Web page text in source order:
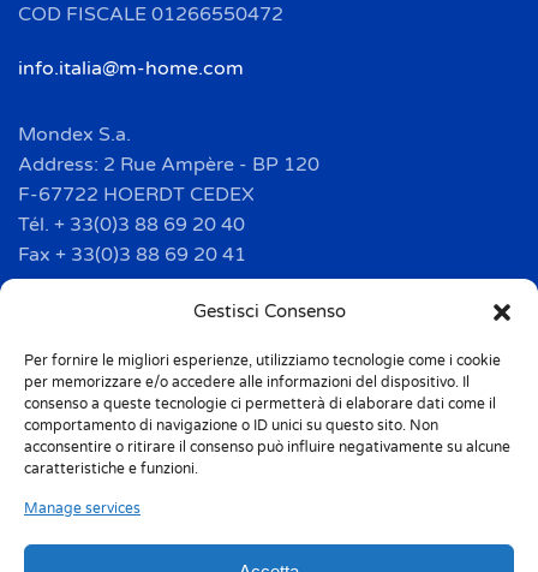
Gestisci Consenso
Per fornire le migliori esperienze, utilizziamo tecnologie come i cookie
per memorizzare e/o accedere alle informazioni del dispositivo. Il
consenso a queste tecnologie ci permetterà di elaborare dati come il
comportamento di navigazione o ID unici su questo sito. Non
acconsentire o ritirare il consenso può influire negativamente su alcune
caratteristiche e funzioni.
Manage services
COD FISCALE 01266550472
info.italia@m-home.com
Mondex S.a.
Address: 2 Rue Ampère - BP 120
F-67722 HOERDT CEDEX
Tél. + 33(0)3 88 69 20 40
Fax + 33(0)3 88 69 20 41
info.france@m-home.com
Mondex Menaje España S.a.
Address: Ctra de Girona, km. 101.5
E-17160 Angles (Girona)
Tel. + 34 9 72 42 32 50
info.spain@m-home.com